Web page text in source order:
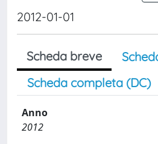
2012-01-01
Scheda breve
Scheda completa (DC)
Anno
2012